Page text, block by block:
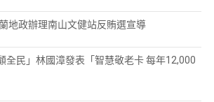
地政辦理南山文健站反賄選宣導
全民」林國漳發表「智慧敬老卡 每年12,000